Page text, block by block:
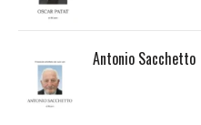
Antonio Sacchetto